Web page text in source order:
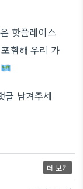
핫플레이스
함해 우리 가
글 남겨주세
더 보기